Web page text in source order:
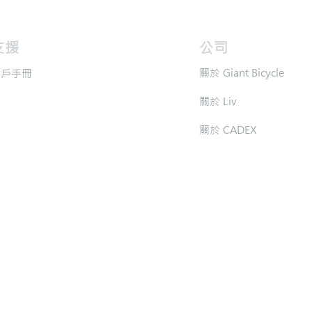
援
手冊
​公司
​關於 Giant Bicycle
​關於 Liv
​關於 CADEX